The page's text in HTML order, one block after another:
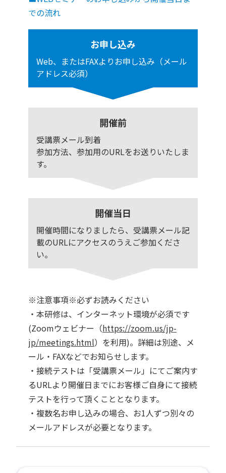
での流れ
お申し込み
Web、またはFAXよりお申し込み（メール
アドレス必須）
開催前
受講票メール到着
参加方法、参加用のURLをお送りいたしま
す。
開催当日
開催時間になりましたら、受講票メール記
載のURLにアクセスのうえご参加くださ
い。
※注意事項※必ずお読みください
・本研修は、インターネット環境が必須です
(Zoomウェビナー（https://zoom.us/jp-
jp/meetings.html）を利用)。詳細は別途、メ
ール・FAXなどでお知らせします。
・接続テストは「受講票メール」にてご案内す
るURLより開催日までにお客様ご自身にて接続
テストを行って頂くこととなります。
・複数名お申し込みの場合、お1人ずつ別々の
メールアドレスが必要となります。